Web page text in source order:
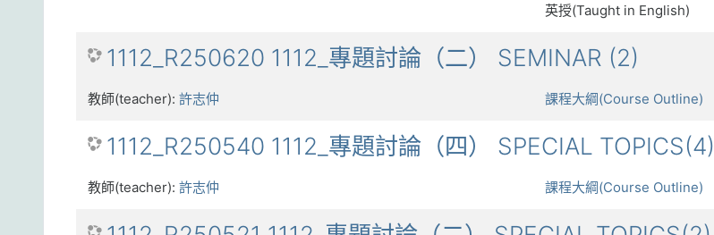
英授(Taught in English)
1112_R250620 1112_專題討論（二） SEMINAR (2)
課程大綱(Course Outline)
教師(teacher): 許志仲
1112_R250540 1112_專題討論（四） SPECIAL TOPICS(4)
課程大綱(Course Outline)
教師(teacher): 許志仲